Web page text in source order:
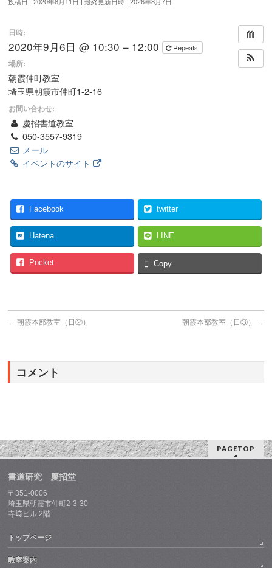
投稿日 : 2020年8月11日 最終更新日時 : 2026年8月7日
日時:
2020年9月6日 @ 10:30 – 12:00 Repeats
場所:
朝霞仲町教室
埼玉県朝霞市仲町1-2-16
お問い合わせ:
慶招書道教室
050-3557-9319
メール
イベントのサイト
Facebook twitter
Hatena LINE
Pocket Copy
← 朝霞本部教室（日②） 朝霞本部教室（日③） →
コメント
PAGETOP
書道研究 慶招堂
〒351-0006
埼玉県朝霞市仲町2-3-30
寺﨑ビル 2階
トップページ
教室案内